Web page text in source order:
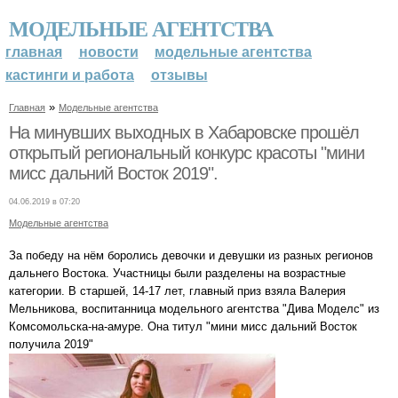
МОДЕЛЬНЫЕ АГЕНТСТВА
главная новости
модельные агентства
кастинги и работа
отзывы
Главная » Модельные агентства
На минувших выходных в Хабаровске прошёл
открытый региональный конкурс красоты "мини
мисс дальний Восток 2019".
04.06.2019 в 07:20
Модельные агентства
За победу на нём боролись девочки и девушки из разных регионов
дальнего Востока. Участницы были разделены на возрастные
категории. В старшей, 14-17 лет, главный приз взяла Валерия
Мельникова, воспитанница модельного агентства "Дива Моделс" из
Комсомольска-на-амуре. Она титул "мини мисс дальний Восток
получила 2019"